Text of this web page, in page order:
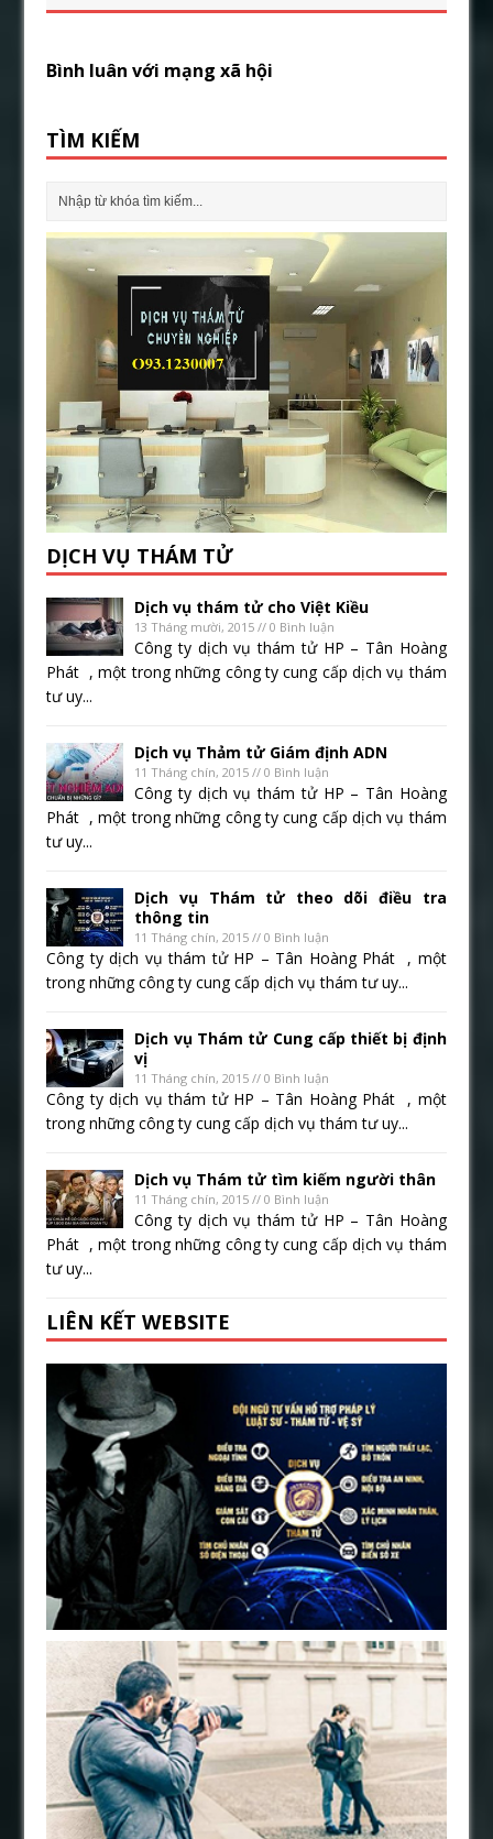
Bình luân với mạng xã hội
TÌM KIẾM
DỊCH VỤ THÁM TỬ
Dịch vụ thám tử cho Việt Kiều
13 Tháng mười, 2015 // 0 Bình luận
Công ty dịch vụ thám tử HP – Tân Hoàng
Phát , một trong những công ty cung cấp dịch vụ thám
tư uy...
Dịch vụ Thảm tử Giám định ADN
11 Tháng chín, 2015 // 0 Bình luận
Công ty dịch vụ thám tử HP – Tân Hoàng
Phát , một trong những công ty cung cấp dịch vụ thám
tư uy...
Dịch vụ Thám tử theo dõi điều tra
thông tin
11 Tháng chín, 2015 // 0 Bình luận
Công ty dịch vụ thám tử HP – Tân Hoàng Phát , một
trong những công ty cung cấp dịch vụ thám tư uy...
Dịch vụ Thám tử Cung cấp thiết bị định
vị
11 Tháng chín, 2015 // 0 Bình luận
Công ty dịch vụ thám tử HP – Tân Hoàng Phát , một
trong những công ty cung cấp dịch vụ thám tư uy...
Dịch vụ Thám tử tìm kiếm người thân
11 Tháng chín, 2015 // 0 Bình luận
Công ty dịch vụ thám tử HP – Tân Hoàng
Phát , một trong những công ty cung cấp dịch vụ thám
tư uy...
LIÊN KẾT WEBSITE